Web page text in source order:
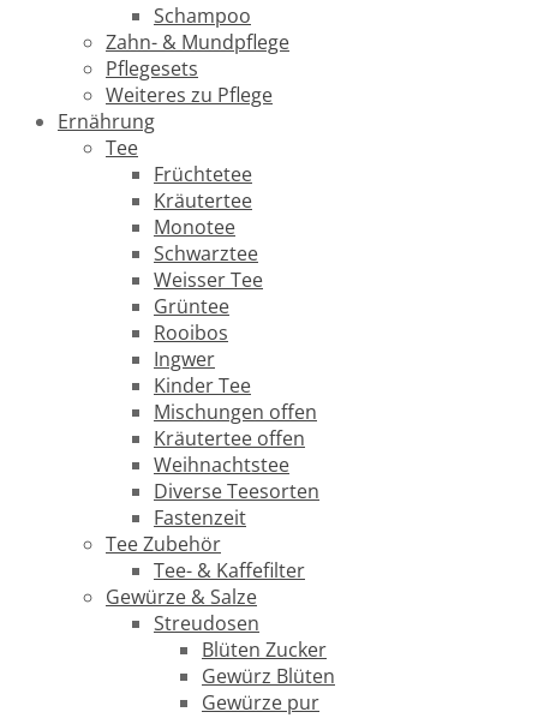
Schampoo
Zahn- & Mundpflege
Pflegesets
Weiteres zu Pflege
Ernährung
Tee
Früchtetee
Kräutertee
Monotee
Schwarztee
Weisser Tee
Grüntee
Rooibos
Ingwer
Kinder Tee
Mischungen offen
Kräutertee offen
Weihnachtstee
Diverse Teesorten
Fastenzeit
Tee Zubehör
Tee- & Kaffefilter
Gewürze & Salze
Streudosen
Blüten Zucker
Gewürz Blüten
Gewürze pur